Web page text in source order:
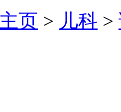
主页 > 儿科 >